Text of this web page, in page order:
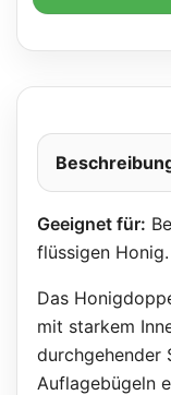
Geeignet für:
flüssigen Honig.
Das
mit starkem
durchgehender
Auflagebügeln